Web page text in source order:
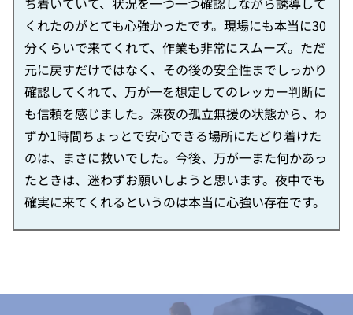
くれたのがとても心強かったです。現場にも本当に30
分くらいで来てくれて、作業も非常にスムーズ。ただ
元に戻すだけではなく、その後の安全性までしっかり
確認してくれて、万が一を想定してのレッカー判断に
も信頼を感じました。深夜の孤立無援の状態から、わ
ずか1時間ちょっとで安心できる場所にたどり着けた
のは、まさに救いでした。今後、万が一また何かあっ
たときは、迷わずお願いしようと思います。夜中でも
確実に来てくれるというのは本当に心強い存在です。